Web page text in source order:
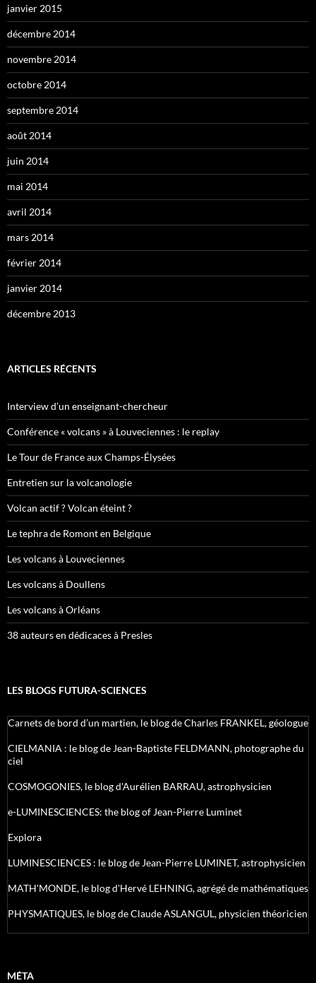
janvier 2015
décembre 2014
novembre 2014
octobre 2014
septembre 2014
août 2014
juin 2014
mai 2014
avril 2014
mars 2014
février 2014
janvier 2014
décembre 2013
ARTICLES RÉCENTS
Interview d’un enseignant-chercheur
Conférence « volcans » à Louveciennes : le replay
Le Tour de France aux Champs-Élysées
Entretien sur la volcanologie
Volcan actif ? Volcan éteint ?
Le tephra de Romont en Belgique
Les volcans à Louveciennes
Les volcans à Doullens
Les volcans à Orléans
38 auteurs en dédicaces à Presles
LES BLOGS FUTURA-SCIENCES
Carnets de bord d’un martien, le blog de Charles FRANKEL, géologue
CIELMANIA : le blog de Jean-Baptiste FELDMANN, photographe du
ciel
COSMOGONIES, le blog d'Aurélien BARRAU, astrophysicien
e-LUMINESCIENCES: the blog of Jean-Pierre Luminet
Explora
LUMINESCIENCES : le blog de Jean-Pierre LUMINET, astrophysicien
MATH'MONDE, le blog d'Hervé LEHNING, agrégé de mathématiques
PHYSMATIQUES, le blog de Claude ASLANGUL, physicien théoricien
MÉTA